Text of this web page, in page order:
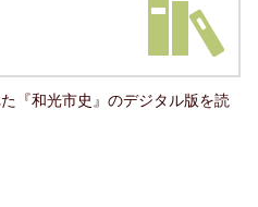
『和光市史』のデジタル版を読